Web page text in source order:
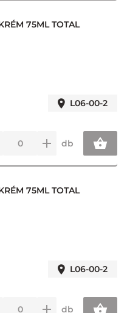
75ML TOTAL
L06-00-2
db
75ML TOTAL
L06-00-2
db